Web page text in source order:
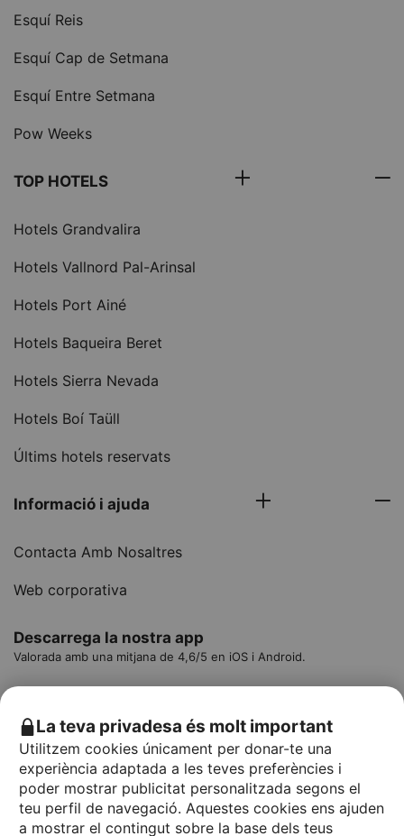
Esquí Reis
Esquí Cap de Setmana
Esquí Entre Setmana
Pow Weeks
TOP HOTELS
Hotels Grandvalira
Hotels Vallnord Pal-Arinsal
Hotels Port Ainé
Hotels Baqueira Beret
Hotels Sierra Nevada
Hotels Boí Taüll
Últims hotels reservats
Informació i ajuda
Contacta Amb Nosaltres
Web corporativa
Descarrega la nostra app
Valorada amb una mitjana de 4,6/5 en iOS i Android.
La teva privadesa és molt important
Utilitzem cookies únicament per donar-te una
experiència adaptada a les teves preferències i
poder mostrar publicitat personalitzada segons el
teu perfil de navegació. Aquestes cookies ens ajuden
a mostrar el contingut sobre la base dels teus